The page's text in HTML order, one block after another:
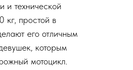
и технической
кг, простой в
его отличным
которым
мотоцикл.